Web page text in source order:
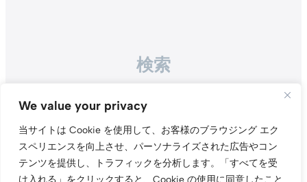
We value your privacy
当サイトは Cookie を使用して、お客様のブラウジング エク
スペリエンスを向上させ、パーソナライズされた広告やコン
テンツを提供し、トラフィックを分析します。
「すべてを受
け入れる」をクリックすると、Cookie の使用に同意したこと
検索
Search